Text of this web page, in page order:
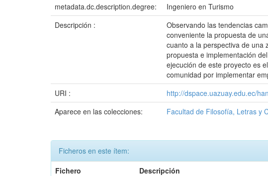
metadata.dc.description.degree:
Ingeniero en Turismo
Descripción :
Observando las tendencias
conveniente la propuesta de
cuanto a la perspectiva de una
propuesta e implementación
ejecución de este proyecto es
comunidad por implementar
URI :
http://dspace.uazuay.edu.ec/
Aparece en las colecciones:
Facultad de Filosofía, Letras y
Ficheros en este ítem:
Fichero
Descripción